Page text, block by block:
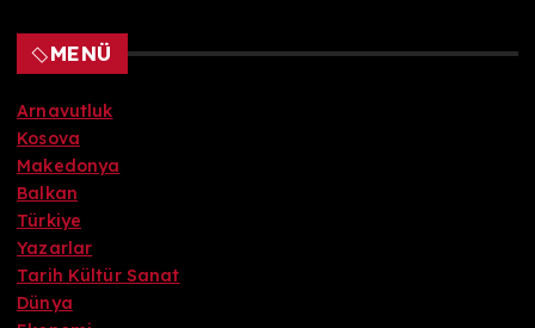
MENÜ
Arnavutluk
Kosova
Makedonya
Balkan
Türkiye
Yazarlar
Tarih Kültür Sanat
Dünya